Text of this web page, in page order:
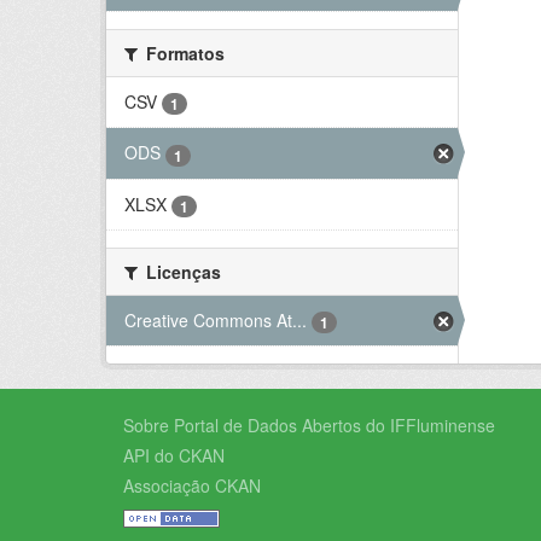
Formatos
CSV
1
ODS 1
XLSX 1
Licenças
Creative Commons At...
1
Sobre Portal de Dados Abertos do IFFluminense
API do CKAN
Associação CKAN